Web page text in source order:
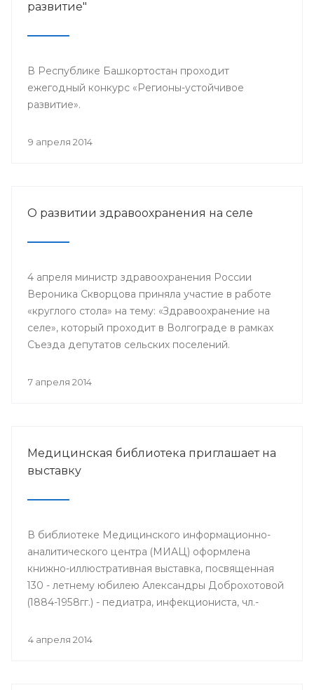
развитие"
В Республике Башкортостан проходит
ежегодный конкурс «Регионы-устойчивое
развитие».
9 апреля 2014
О развитии здравоохранения на селе
4 апреля министр здравоохранения России
Вероника Скворцова приняла участие в работе
«круглого стола» на тему: «Здравоохранение на
селе», который проходит в Волгограде в рамках
Съезда депутатов сельских поселений.
7 апреля 2014
Медицинская библиотека приглашает на
выставку
В библиотеке Медицинского информационно-
аналитического центра (МИАЦ) оформлена
книжно-иллюстративная выставка, посвященная
130 - летнему юбилею Александры Доброхотовой
(1884-1958гг.) - педиатра, инфекциониста, чл.-
деятеля науки РСФСР.
4 апреля 2014